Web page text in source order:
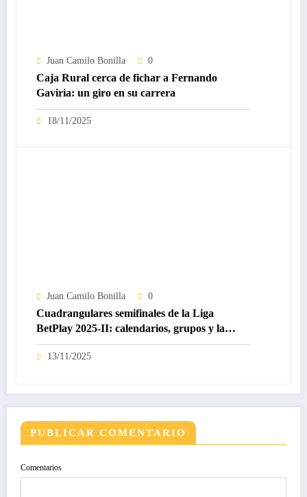
Juan Camilo Bonilla 0
Caja Rural cerca de fichar a Fernando
Gaviria: un giro en su carrera
18/11/2025
Juan Camilo Bonilla 0
Cuadrangulares semifinales de la Liga
BetPlay 2025-II: calendarios, grupos y la
fecha 1 que cambia todo
13/11/2025
PUBLICAR COMENTARIO
Comentarios